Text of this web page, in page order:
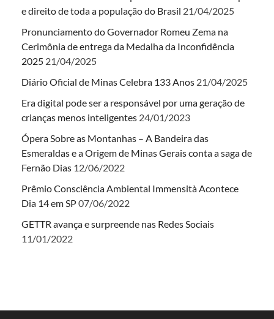
e direito de toda a população do Brasil 21/04/2025
Pronunciamento do Governador Romeu Zema na
Cerimônia de entrega da Medalha da Inconfidência
2025 21/04/2025
Diário Oficial de Minas Celebra 133 Anos 21/04/2025
Era digital pode ser a responsável por uma geração de
crianças menos inteligentes 24/01/2023
Ópera Sobre as Montanhas – A Bandeira das
Esmeraldas e a Origem de Minas Gerais conta a saga de
Fernão Dias 12/06/2022
Prêmio Consciência Ambiental Immensità Acontece
Dia 14 em SP07/06/2022
GETTR avança e surpreende nas Redes Sociais
11/01/2022